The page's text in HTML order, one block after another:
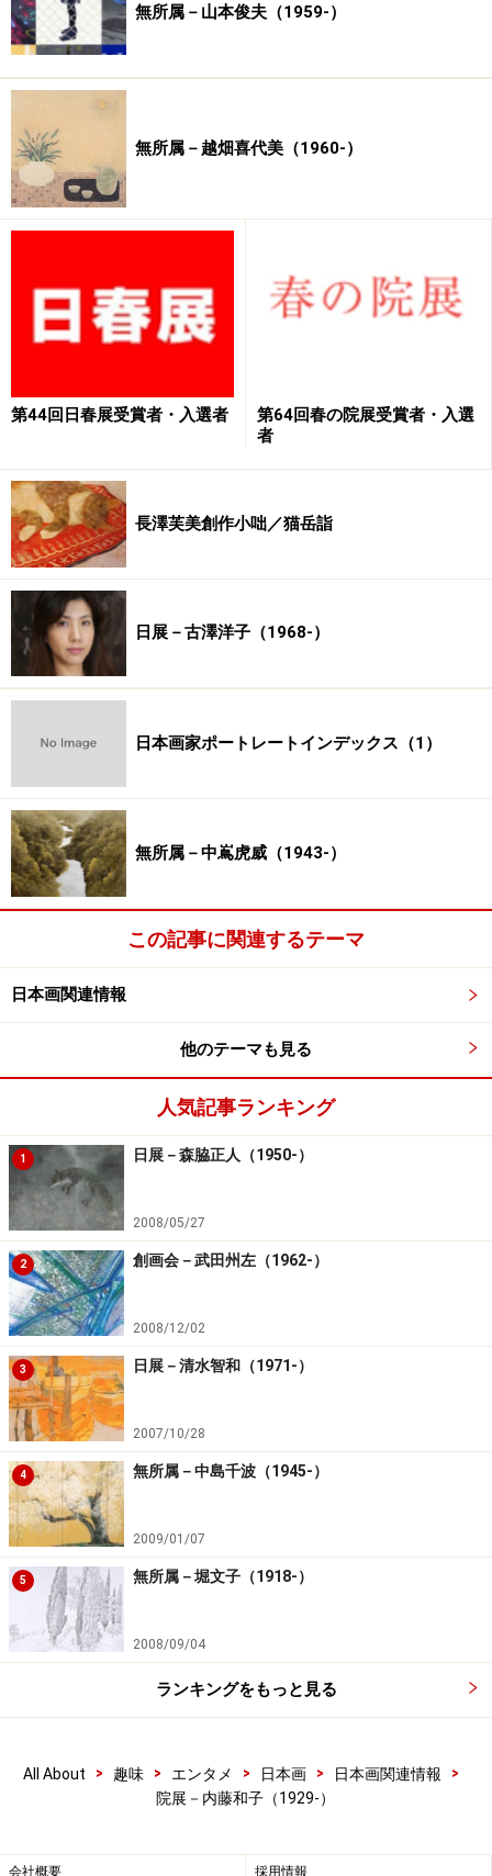
無所属－山本俊夫（1959-）
無所属－越畑喜代美（1960-）
第44回日春展受賞者・入選者
第64回春の院展受賞者・入選
者
長澤芙美創作小咄／猫岳詣
日展－古澤洋子（1968-）
日本画家ポートレートインデックス（1）
無所属－中嶌虎威（1943-）
この記事に関連するテーマ
日本画関連情報
他のテーマも見る
人気記事ランキング
1 日展－森脇正人（1950-）
2008/05/27
2 創画会－武田州左（1962-）
2008/12/02
3 日展－清水智和（1971-）
2007/10/28
4 無所属－中島千波（1945-）
2009/01/07
5 無所属－堀文子（1918-）
2008/09/04
ランキングをもっと見る
All About > 趣味 > エンタメ > 日本画 > 日本画関連情報
>
院展－内藤和子（1929-）
会社概要 採用情報